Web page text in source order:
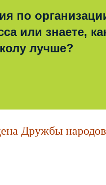
по
или знаете,
лучше?
Дружбы